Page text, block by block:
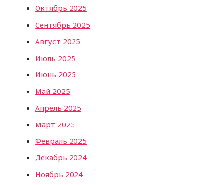
Октябрь 2025
Сентябрь 2025
Август 2025
Июль 2025
Июнь 2025
Май 2025
Апрель 2025
Март 2025
Февраль 2025
Декабрь 2024
Ноябрь 2024